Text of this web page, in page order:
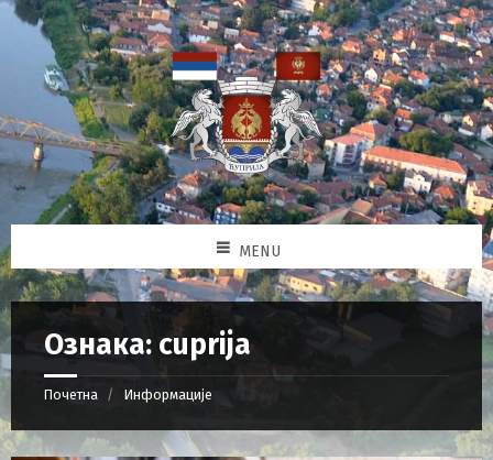
MENU
Ознака: cuprija
Почетна Информације